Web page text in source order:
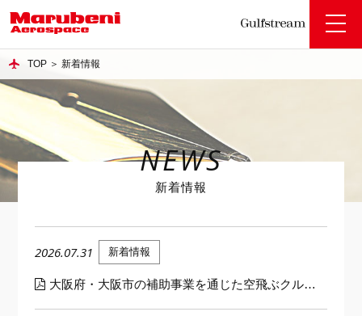
toggle
TOP ＞新着情報
NEWS
新着情報
2026.07.31 新着情報
大阪府・大阪市の補助事業を通じた空飛ぶクルマ(AAM)商用運航実現に向けた検証調査の実施について